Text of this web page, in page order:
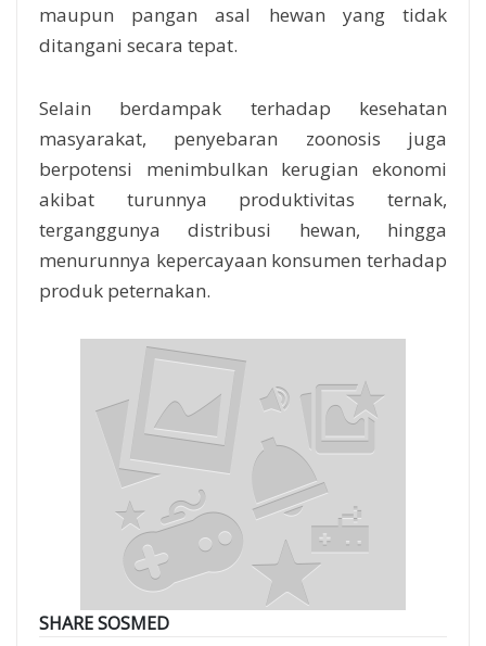
maupun pangan asal hewan yang tidak
ditangani secara tepat.
Selain berdampak terhadap kesehatan
masyarakat, penyebaran zoonosis juga
berpotensi menimbulkan kerugian ekonomi
akibat turunnya produktivitas ternak,
terganggunya distribusi hewan, hingga
menurunnya kepercayaan konsumen terhadap
produk peternakan.
SHARE SOSMED